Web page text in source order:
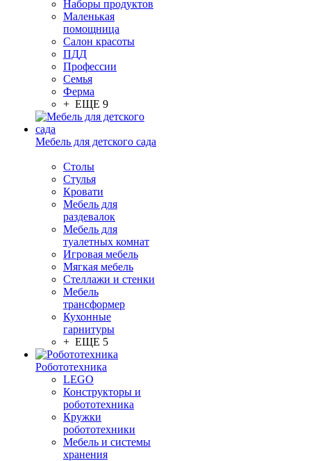
Наборы продуктов
Маленькая
помощница
Салон красоты
ПДД
Профессии
Семья
Ферма
+ ЕЩЕ 9
Мебель для детского сада
Столы
Cтулья
Кровати
Мебель для
раздевалок
Мебель для
туалетных комнат
Игровая мебель
Мягкая мебель
Стеллажи и стенки
Мебель
трансформер
Кухонные
гарнитуры
+ ЕЩЕ 5
Робототехника
LEGO
Конструкторы и
робототехника
Кружки
робототехники
Мебель и системы
хранения